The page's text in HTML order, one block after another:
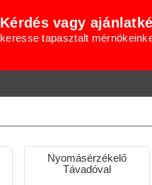
Kérdés vagy
keresse tapasztalt
Nyomásérzékelő
Távadóval